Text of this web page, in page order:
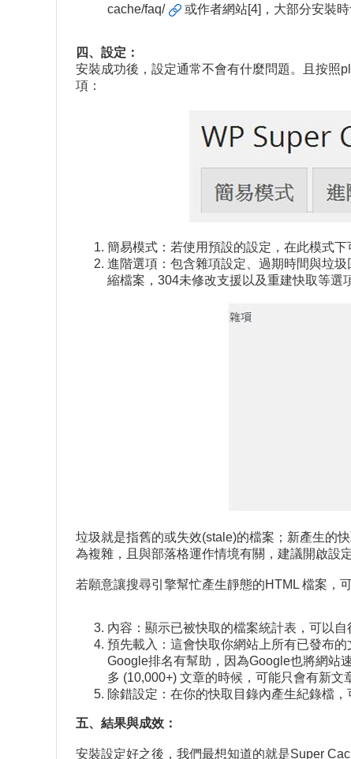
cache/faq/
或作者網站[4]，大部分安裝
四、設定：
安裝成功後，設定通常不會有什麼問題。且按照
項：
簡易模式：若使用預設的設定，在此模式下
進階選項：包含雜項設定、過期時間與垃
縮檔案，304未修改支援以及重建快取等選
垃圾就是指舊的或失效(stale)的檔案；新產生的
為複雜，且與部落格運作情境有關，建議開啟設
若願意讓搜尋引擎幫忙產生靜態的HTML 檔案，
內容：顯示已被快取的檔案統計表，可以自
預先載入：這會快取你網站上所有已發布
Google排名有幫助，因為Google也將網站
多 (10,000+) 文章的時候，可能只會有新
除錯設定：在你的快取目錄內產生紀錄檔，
五、結果與成效：
安裝設定好之後，我們最想知道的就是Super